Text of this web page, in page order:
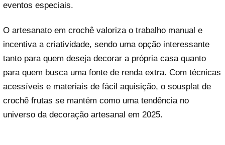
eventos especiais.
O artesanato em crochê valoriza o trabalho manual e
incentiva a criatividade, sendo uma opção interessante
tanto para quem deseja decorar a própria casa quanto
para quem busca uma fonte de renda extra. Com técnicas
acessíveis e materiais de fácil aquisição, o sousplat de
crochê frutas se mantém como uma tendência no
universo da decoração artesanal em 2025.